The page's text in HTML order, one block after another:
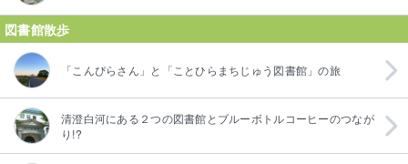
図書館散歩
「こんぴらさん」と「ことひらまちじゅう図書館」の旅
清澄白河にある２つの図書館とブルーボトルコーヒーのつなが
り!?